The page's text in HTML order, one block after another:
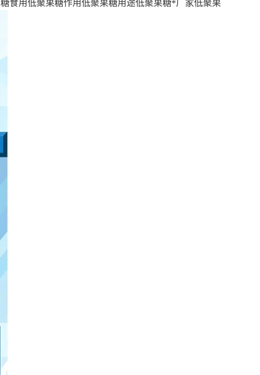
食用低聚果糖作用低聚果糖用途低聚果糖*厂家低聚果